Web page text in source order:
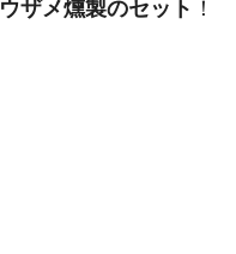
ザメ燻製のセット ！